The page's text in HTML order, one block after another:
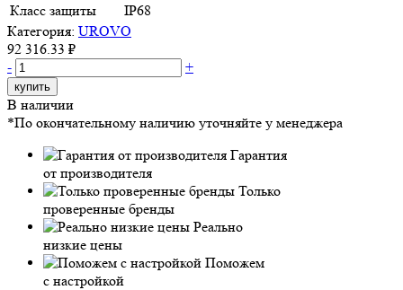
Класс защиты
IP68
Категория: UROVO
92 316.33 ₽
-
+
купить
В наличии
*По окончательному наличию уточняйте у менеджера
Гарантия
от производителя
Только
проверенные бренды
Реально
низкие цены
Поможем
с настройкой